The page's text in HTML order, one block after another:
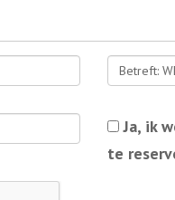
Ja, ik
te